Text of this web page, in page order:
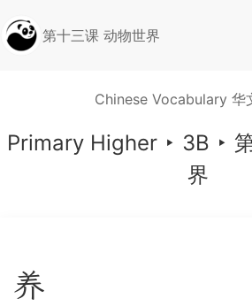
第十三课 动物世界
Chinese Vocabulary 华
Primary Higher ‣ 3B ‣
界
养